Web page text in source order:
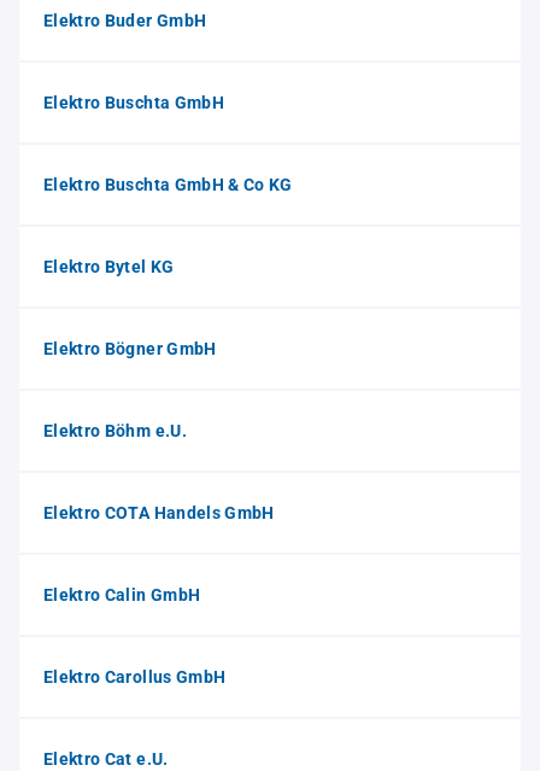
Elektro Buder GmbH
Elektro Buschta GmbH
Elektro Buschta GmbH & Co KG
Elektro Bytel KG
Elektro Bögner GmbH
Elektro Böhm e.U.
Elektro COTA Handels GmbH
Elektro Calin GmbH
Elektro Carollus GmbH
Elektro Cat e.U.